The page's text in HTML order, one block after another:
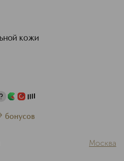
кожи
бонусов
Москва